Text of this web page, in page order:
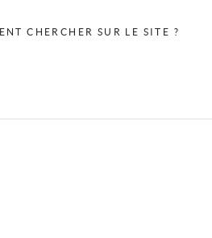
CHERCHER SUR LE SITE ?